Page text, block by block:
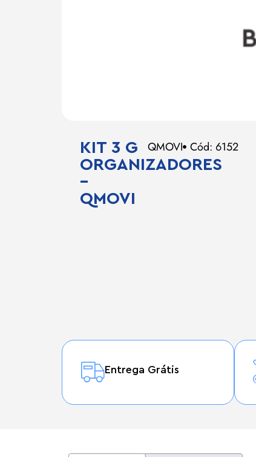
KIT 3 G
ORGANIZADORES
–
QMOVI
QMOVI Cód: 6152
Entrega Grátis